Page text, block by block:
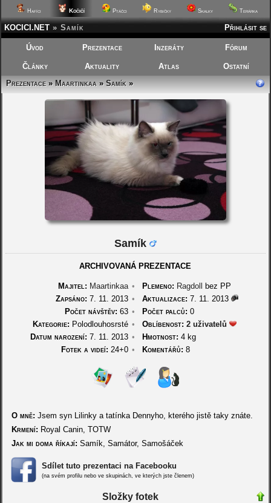
Hafíci Kočičí Ptáčci Rybičky Skalky Terárka
Přihlásit se
KOCICI.NET » Samík
Úvod Prezentace Inzeráty Fórum
Články Aktuality Atlas
Ostatní
Prezentace»Maartinkaa»Samík»
Samík
ARCHIVOVANÁ PREZENTACE
Majitel: Maartinkaa • Plemeno: Ragdoll
bez PP
Zapsáno: 7. 11. 2013 • Aktualizace: 7. 11. 2013
Počet návštěv: 63 • Počet palců: 0
Kategorie: Polodlouhosrsté • Oblíbenost: 2 uživatelů
Datum narození: 7. 11. 2013 • Hmotnost: 4 kg
Fotek a videí: 24+0 • Komentářů: 8
O mně: Jsem syn Lilinky a tatínka Dennyho, kterého jistě taky znáte.
Krmení: Royal Canin, TOTW
Jak mi doma říkají: Samík, Samátor, Samošáček
Sdílet tuto prezentaci na Facebooku
(na svém profilu nebo ve skupinách, ve kterých jste členem)
Složky fotek